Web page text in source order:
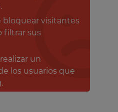
bloquear visitantes
filtrar sus
un
los usuarios que